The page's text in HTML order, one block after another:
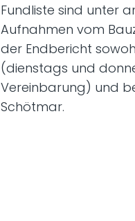
Fundliste sind unter
Aufnahmen vom
der Endbericht
(dienstags und
Vereinbarung) und
Schötmar.